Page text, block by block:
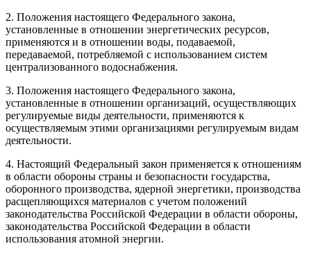
2. Положения настоящего Федерального закона,
установленные в отношении энергетических ресурсов,
применяются и в отношении воды, подаваемой,
передаваемой, потребляемой с использованием систем
централизованного водоснабжения.
3. Положения настоящего Федерального закона,
установленные в отношении организаций, осуществляющих
регулируемые виды деятельности, применяются к
осуществляемым этими организациями регулируемым видам
деятельности.
4. Настоящий Федеральный закон применяется к отношениям
в области обороны страны и безопасности государства,
оборонного производства, ядерной энергетики, производства
расщепляющихся материалов с учетом положений
законодательства Российской Федерации в области обороны,
законодательства Российской Федерации в области
использования атомной энергии.